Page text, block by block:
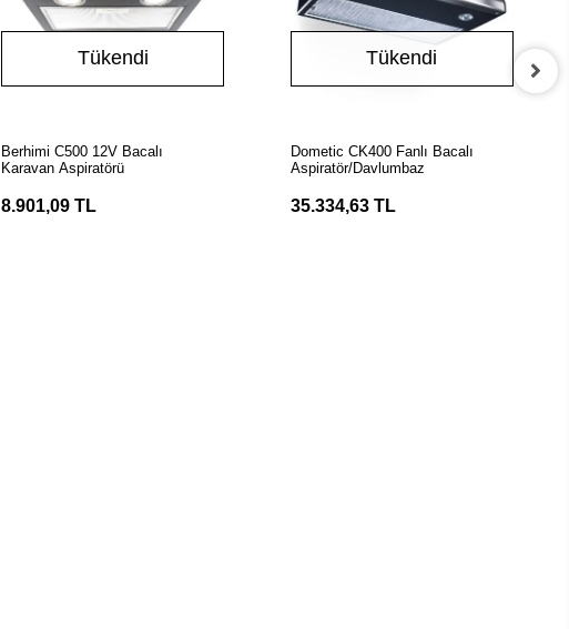
Tükendi
Berhimi C500 12V Bacalı
Karavan Aspiratörü
8.901,09 TL
Tükendi
Dometic CK400 Fanlı Bacalı
Aspiratör/Davlumbaz
35.334,63 TL